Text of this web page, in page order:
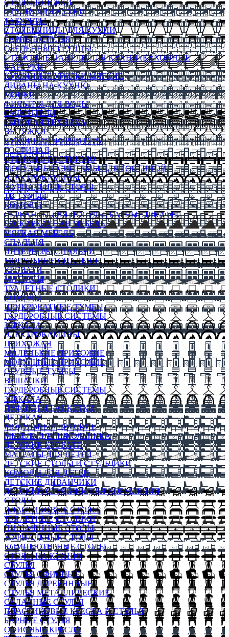
СТОЛЫ КНИЖКИ
СТУЛЬЯ ДЛЯ КУХНИ
ТАБУРЕТЫ
СТОЛЕШНИЦЫ ДЛЯ КУХНИ
БАРНЫЕ СТУЛЬЯ
ОБЕДЕННЫЕ ГРУППЫ
СТЕНОВЫЕ ПАНЕЛИ ДЛЯ КУХНИ (КУХОННЫЕ
ФАРТУКИ)
КУХОННЫЕ УГОЛКИ МЯГКИЕ
ДИВАНЫ НА КУХНЮ
МОЙКИ
ФИЛЬТРЫ ДЛЯ ВОДЫ
СМЕСИТЕЛИ
БЫТОВАЯ ТЕХНИКА
ВЫТЯЖКИ
КУХОННАЯ ФУРНИТУРА
ГОСТИНАЯ
СТЕНКИ В ГОСТИНУЮ
МОДУЛЬНЫЕ СИСТЕМЫ ДЛЯ ГОСТИНОЙ
ЭЛЕКТРОКАМИНЫ
ЖУРНАЛЬНЫЕ СТОЛЫ
ТВ ТУМБЫ
КОМОДЫ
СЕРВАНТЫ ДЛЯ ПОСУДЫ, БАРНЫЕ ШКАФЫ
БЕСКАРКАСНАЯ МЕБЕЛЬ
МЯГКАЯ МЕБЕЛЬ
СПАЛЬНЯ
ИНТЕРЬЕРЫ СПАЛЬНИ
МОДУЛЬНЫЕ СПАЛЬНИ
КРОВАТИ
МАТРАСЫ
ТУАЛЕТНЫЕ СТОЛИКИ
КОМОДЫ
ПРИКРОВАТНЫЕ ТУМБЫ
ГАРДЕРОБНЫЕ СИСТЕМЫ
ЗЕРКАЛА
ЭЛЕКТРОКАМИНЫ
ПРИХОЖАЯ
МАЛЕНЬКИЕ ПРИХОЖИЕ
МОДУЛЬНЫЕ ПРИХОЖИЕ
ОБУВНЫЕ ТУМБЫ
ВЕШАЛКИ
ГАРДЕРОБНЫЕ СИСТЕМЫ
ЗЕРКАЛА
ПУФИКИ И БАНКЕТКИ
ДЕТСКАЯ
МОДУЛЬНЫЕ ДЕТСКИЕ
МЕБЕЛЬ ДЛЯ ШКОЛЬНИКА
ДЕТСКИЕ КРОВАТИ
МАТРАСЫ ДЛЯ ДЕТЕЙ
ДЕТСКИЕ СТОЛЫ И СТУЛЬЧИКИ
КОМОДЫ ДЛЯ ДЕТЕЙ
ДЕТСКИЕ ДИВАНЧИКИ
ДЕТСКИЙ СТУЛЬЧИК ДЛЯ КОРМЛЕНИЯ
СТОЛЫ
ПЛАСТИКОВЫЕ СТОЛЫ
ТУАЛЕТНЫЕ СТОЛИКИ
ПИСЬМЕННЫЕ СТОЛЫ
ЖУРНАЛЬНЫЕ СТОЛЫ
КОМПЬЮТЕРНЫЕ СТОЛЫ
СТОЛЫ НА КУХНЮ
СТУЛЬЯ
СТУЛЬЯ ОФИСНЫЕ
СТУЛЬЯ ДЕРЕВЯННЫЕ
СТУЛЬЯ МЕТАЛЛИЧЕСКИЕ
СКЛАДНЫЕ СТУЛЬЯ
ПЛАСТИКОВЫЕ КРЕСЛА И СТУЛЬЯ
БАРНЫЕ СТУЛЬЯ
ОФИСНЫЕ КРЕСЛА